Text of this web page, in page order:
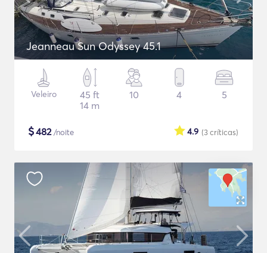
Jeanneau Sun Odyssey 45.1
Veleiro
45 ft
14 m
10 4 5
$482/noite (3críticas)
4.9